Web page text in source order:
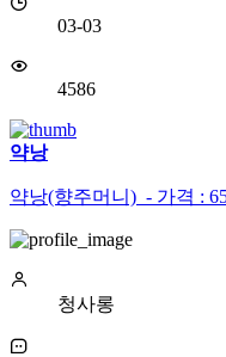
03-03
4586
약낭
약낭(향주머니) - 가격 :
청사롱